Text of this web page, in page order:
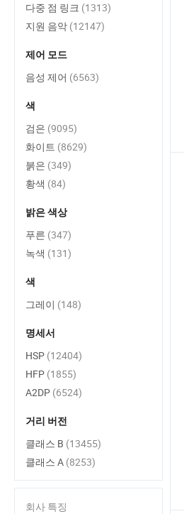
다중 점 링크 (1313)
지원 음악 (12147)
제어 모드
음성 제어 (6563)
색
검은 (9095)
화이트 (8629)
붉은 (349)
황색 (84)
밝은 색상
푸른 (347)
녹색 (131)
색
그레이 (148)
명세서
HSP (12404)
HFP (1855)
A2DP (6524)
거리 버전
클래스 B (13455)
클래스 A (8253)
회사 특징